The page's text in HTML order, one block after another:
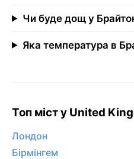
Чи буде дощ у
Яка температура в
Топ міст у United
Лондон
Бірмінгем